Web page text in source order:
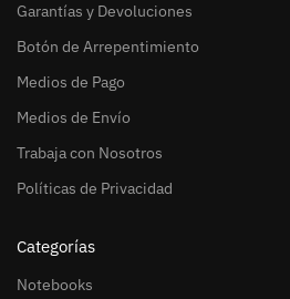
Garantías y Devoluciones
Botón de Arrepentimiento
Medios de Pago
Medios de Envío
Trabaja con Nosotros
Políticas de Privacidad
Categorías
Notebooks